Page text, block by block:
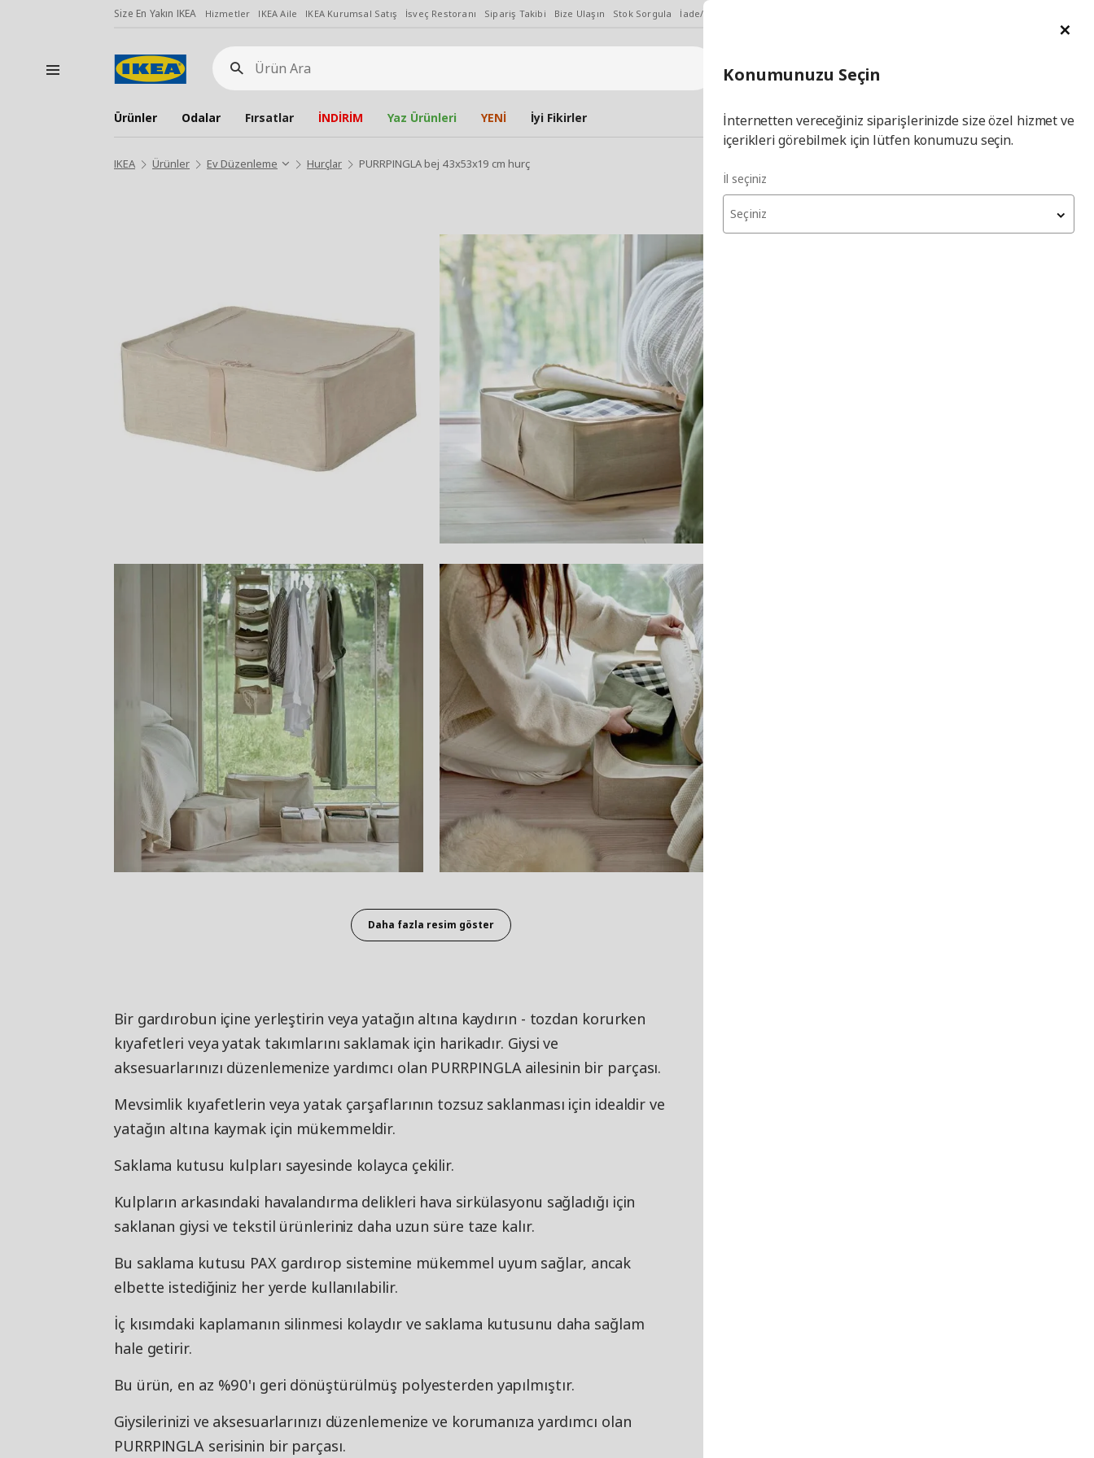
Size En Yakın IKEA Hizmetler IKEA Aile IKEA Kurumsal Satış İsveç Restoranı Sipariş Takibi Bize Ulaşın Stok Sorgula İade/Değişim Talebi
Ürün
Ara
İl Seçiniz İl
Hej! Üye Girişi / Üye Ol
Ürünler Odalar Fırsatlar İNDİRİM Yaz Ürünleri YENİ İyi Fikirler
IKEA Ürünler Ev Düzenleme Hurçlar PURRPINGLA bej 43x53x19 cm hurç
Daha fazla resim göster
Bir gardırobun içine yerleştirin veya yatağın altına kaydırın - tozdan korurken
kıyafetleri veya yatak takımlarını saklamak için harikadır. Giysi ve
aksesuarlarınızı düzenlemenize yardımcı olan PURRPINGLA ailesinin bir parçası.
Mevsimlik kıyafetlerin veya yatak çarşaflarının tozsuz saklanması için idealdir ve
yatağın altına kaymak için mükemmeldir.
Saklama kutusu kulpları sayesinde kolayca çekilir.
Kulpların arkasındaki havalandırma delikleri hava sirkülasyonu sağladığı için
saklanan giysi ve tekstil ürünleriniz daha uzun süre taze kalır.
Bu saklama kutusu PAX gardırop sistemine mükemmel uyum sağlar, ancak
elbette istediğiniz her yerde kullanılabilir.
İç kısımdaki kaplamanın silinmesi kolaydır ve saklama kutusunu daha sağlam
hale getirir.
Bu ürün, en az %90'ı geri dönüştürülmüş polyesterden yapılmıştır.
Giysilerinizi ve aksesuarlarınızı düzenlemenize ve korumanıza yardımcı olan
PURRPINGLA serisinin bir parçası.
Konumunuzu Seçin
İnternetten vereceğiniz siparişlerinizde size özel hizmet ve
içerikleri görebilmek için lütfen konumuzu seçin.
İl seçiniz
Seçiniz